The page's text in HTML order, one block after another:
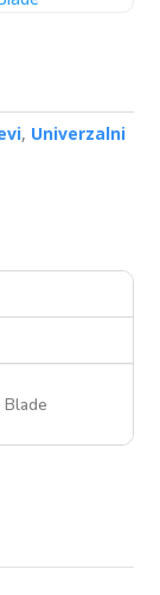
, Univerzalni
Blade